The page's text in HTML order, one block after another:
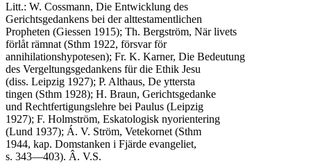
Litt.: W. Cossmann, Die Entwicklung des
Gerichtsgedankens bei der alttestamentlichen
Propheten (Giessen 1915); Th. Bergström, När livets
förlåt rämnat (Sthm 1922, försvar för
annihilationshypotesen); Fr. K. Karner, Die Bedeutung
des Vergeltungsgedankens für die Ethik Jesu
(diss. Leipzig 1927); P. Althaus, De yttersta
tingen (Sthm 1928); H. Braun, Gerichtsgedanke
und Rechtfertigungslehre bei Paulus (Leipzig
1927); F. Holmström, Eskatologisk nyorientering
(Lund 1937); Á. V. Ström, Vetekornet (Sthm
1944, kap. Domstanken i Fjärde evangeliet,
s. 343—403). Â. V.S.